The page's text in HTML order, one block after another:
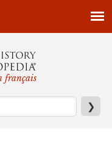
français
❯